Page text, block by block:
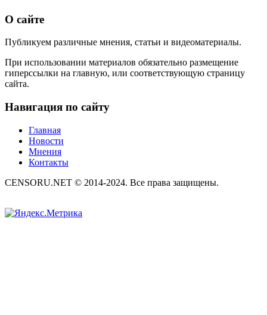
О сайте
Публикуем различные мнения, статьи и видеоматериалы.
При использовании материалов обязательно размещение
гиперссылки на главную, или соответствующую страницу
сайта.
Навигация по сайту
Главная
Новости
Мнения
Контакты
CENSORU.NET © 2014-2024. Все права защищены.